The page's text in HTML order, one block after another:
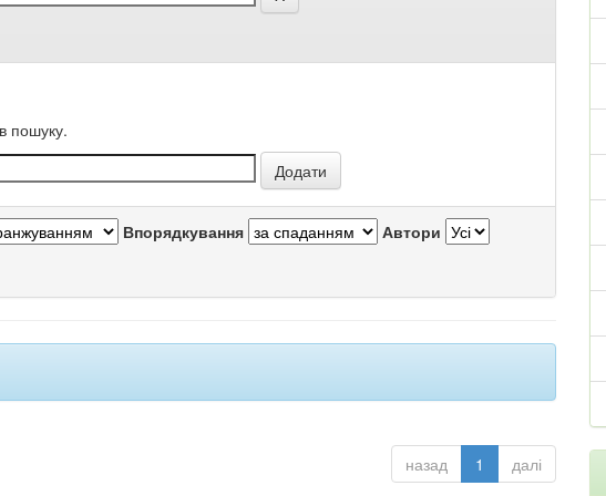
пошуку.
Впорядкування Автори
назад 1 далі